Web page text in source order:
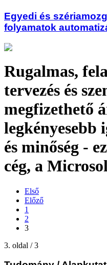
Egyedi és
folyamatok
Rugalmas,
tervezés és
megfizethető
és minőség -
cég, a
Első
Előző
1
2
3
3. oldal / 3